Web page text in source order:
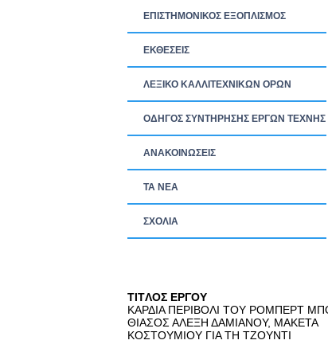
ΕΠΙΣΤΗΜΟΝΙΚΟΣ ΕΞΟΠΛΙΣΜΟΣ
ΕΚΘΕΣΕΙΣ
ΛΕΞΙΚΟ ΚΑΛΛΙΤΕΧΝΙΚΩΝ ΟΡΩΝ
ΟΔΗΓΟΣ ΣΥΝΤΗΡΗΣΗΣ ΕΡΓΩΝ ΤΕΧΝΗΣ
ΑΝΑΚΟΙΝΩΣΕΙΣ
ΤΑ ΝEΑ
ΣΧΟΛΙΑ
TITΛΟΣ ΕΡΓΟΥ
ΚΑΡΔΙΑ ΠΕΡΙΒΟΛΙ ΤΟΥ ΡΟΜΠΕΡΤ
ΘΙΑΣΟΣ ΑΛΕΞΗ ΔΑΜΙΑΝΟΥ, ΜΑΚΕΤΑ
ΚΟΣΤΟΥΜΙΟΥ ΓΙΑ ΤΗ ΤΖΟΥΝΤΙ